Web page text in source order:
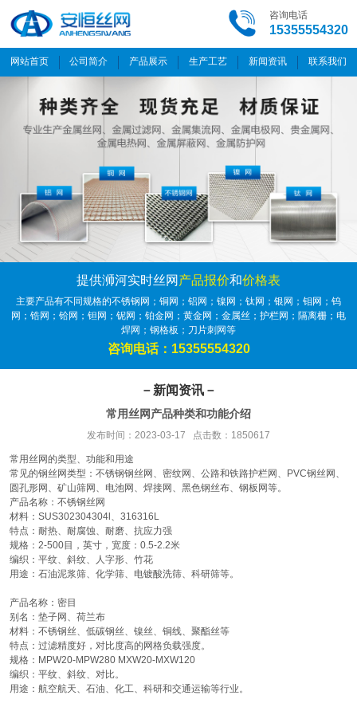
咨询电话
15355554320
网站首页 公司简介 产品展示 生产工艺 新闻资讯 联系我们
提供浉河实时丝网 产品报价和价格表
主要产品有不同规格的不锈钢网；铜网；铝网；镍网；钛网；银网；钼网；钨
网；锆网；铪网；钽网；铌网；铂金网；黄金网；金属丝；护栏网；隔离栅；电
焊网；钢格板；刀片刺网等
咨询电话：15355554320
－新闻资讯－
常用丝网产品种类和功能介绍
发布时间：2023-03-17 点击数：1850617
常用丝网的类型、功能和用途
常见的钢丝网类型：不锈钢钢丝网、密纹网、公路和铁路护栏网、PVC钢丝网、
圆孔形网、矿山筛网、电池网、焊接网、黑色钢丝布、钢板网等。
产品名称：不锈钢丝网
材料：SUS302304304l、316316L
特点：耐热、耐腐蚀、耐磨、抗应力强
规格：2-500目，英寸，宽度：0.5-2.2米
编织：平纹、斜纹、人字形、竹花
用途：石油泥浆筛、化学筛、电镀酸洗筛、科研筛等。
产品名称：密目
别名：垫子网、荷兰布
材料：不锈钢丝、低碳钢丝、镍丝、铜线、聚酯丝等
特点：过滤精度好，对比度高的网格负载强度。
规格：MPW20-MPW280 MXW20-MXW120
编织：平纹、斜纹、对比。
用途：航空航天、石油、化工、科研和交通运输等行业。